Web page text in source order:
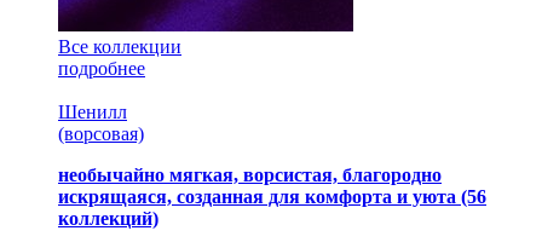
Все коллекции
подробнее
Шенилл
(ворсовая)
необычайно мягкая, ворсистая, благородно
искрящаяся, созданная для комфорта и уюта (56
коллекций)